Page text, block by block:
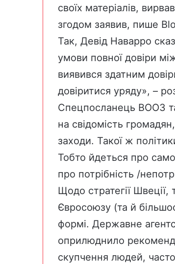
своїх матеріалів,
згодом заявив, пише
Так, Девід Наварро
умови повної довіри
виявився здатним
довіритися уряду», –
Спецпосланець ВООЗ
на свідомість
заходи. Такої ж
Тобто йдеться про
про потрібність /
Щодо стратегії Швеції,
Євросоюзу (та й
формі. Державне
оприлюднило
скупчення людей,